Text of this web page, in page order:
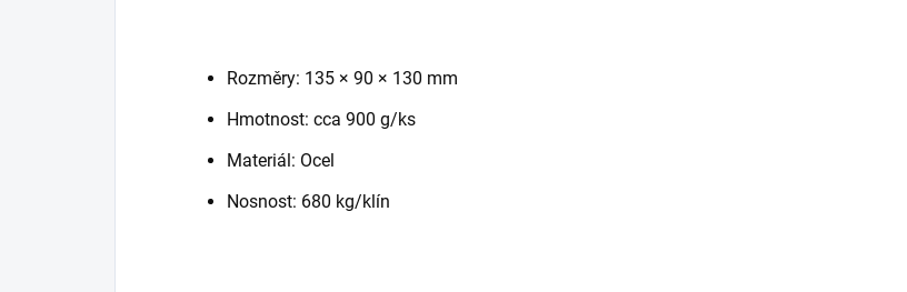
Rozměry: 135 × 90 × 130 mm
Hmotnost: cca 900 g/ks
Materiál: Ocel
Nosnost: 680 kg/klín